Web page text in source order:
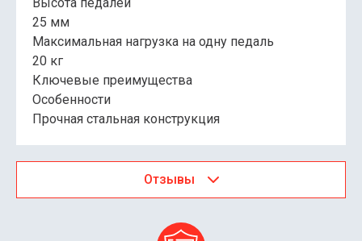
25 мм
Максимальная нагрузка на одну педаль
20 кг
Ключевые преимущества
Особенности
Прочная стальная конструкция
Отзывы